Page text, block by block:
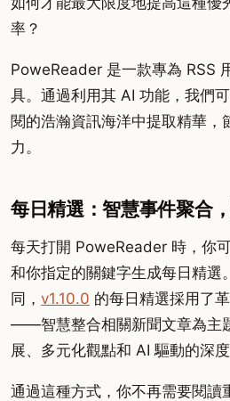
率？
PoweReader 是一款專為 RSS
具。通過利用其 AI 功能，我們
閱的浩瀚資訊海洋中提取精華，
力。
每日精選：智慧事件聚合
每天打開 PoweReader 時，你
和你指定的關鍵字生成每日精選
同， v1.10.0 的每日精選採用了
——智慧整合相關新聞文章為主
展、多元化觀點和 AI 驅動的深度
通過這種方式，你不再需要閱讀